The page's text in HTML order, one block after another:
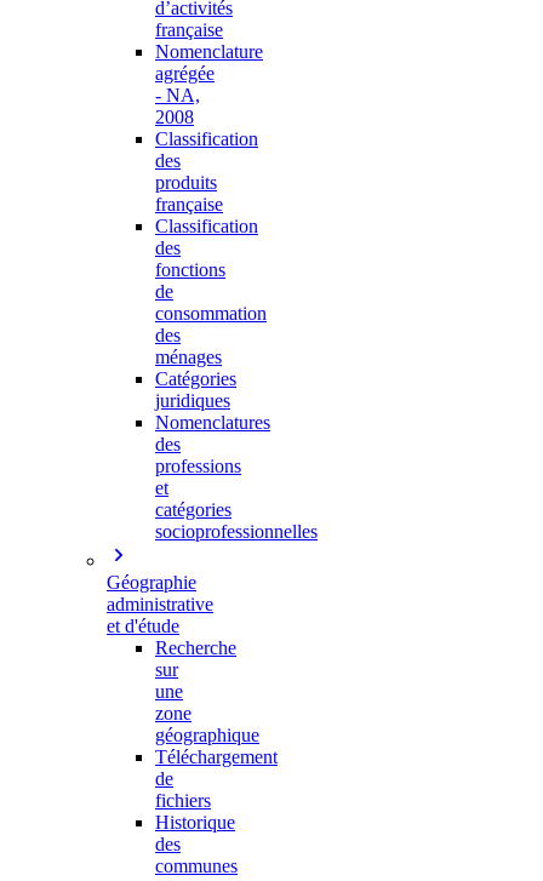
d’activités
française
Nomenclature
agrégée
- NA,
2008
Classification
des
produits
française
Classification
des
fonctions
de
consommation
des
ménages
Catégories
juridiques
Nomenclatures
des
professions
et
catégories
socioprofessionnelles
Géographie
administrative
et d'étude
Recherche
sur
une
zone
géographique
Téléchargement
de
fichiers
Historique
des
communes